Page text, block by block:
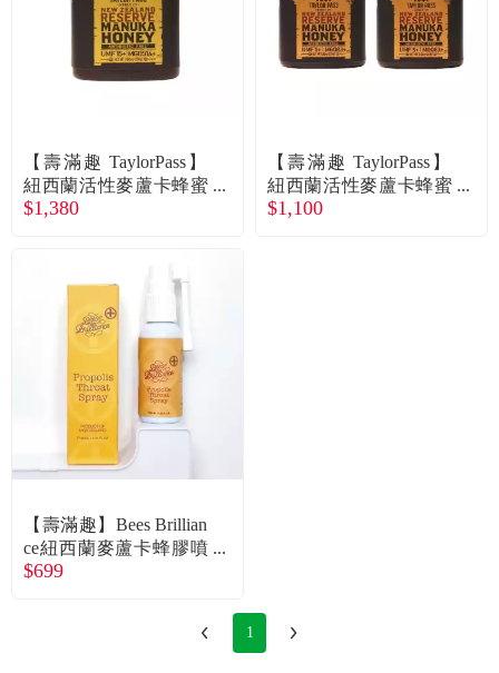
食品／健康食補
名人嚴選
合作提案
購物流程
會員專區
常見問題
【壽滿趣 TaylorPass】
紐西蘭活性麥蘆卡蜂蜜
UMF15+（250g）廠商
$1,380
【壽滿趣 TaylorPass】
紐西蘭活性麥蘆卡蜂蜜
UMF5+（250gＸ2件）
$1,100
【壽滿趣】Bees Brillian
ce紐西蘭麥蘆卡蜂膠噴
液／噴劑（30ml）廠商
$699
1